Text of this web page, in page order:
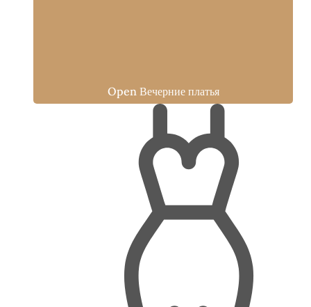
Open Вечерние платья